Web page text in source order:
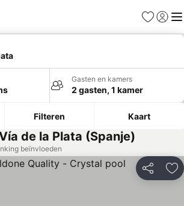
Favorieten
Gasten en kamers
2 gasten, 1 kamer
Filteren Kaart
de la Plata (Spanje)
beïnvloeden
Delen